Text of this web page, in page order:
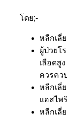
โดย;-
หลีกเลี่
ผู้ป่วยโ
เลือดสู
ควรคว
หลีกเลี่
แอสไพ
หลีกเลี่